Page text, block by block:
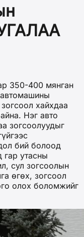
350-400 мянган
хайхдаа
Нэг авто
зогсоолуудыг
бий болоод
гар утасны
сул зогсоолын
өгөх, зогсоол
олох боломжийг